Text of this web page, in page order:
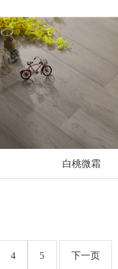
白桃微霜
4 5 下一页